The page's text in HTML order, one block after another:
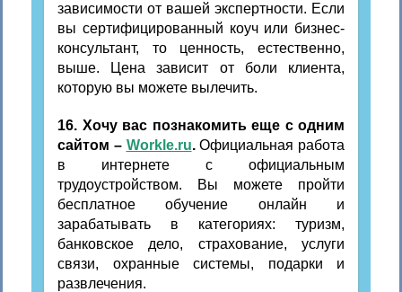
зависимости от вашей экспертности. Если
вы сертифицированный коуч или бизнес-
консультант, то ценность, естественно,
выше. Цена зависит от боли клиента,
которую вы можете вылечить.
16. Хочу вас познакомить еще с одним
сайтом – Workle.ru.Официальная работа
в интернете с официальным
трудоустройством. Вы можете пройти
бесплатное обучение онлайн и
зарабатывать в категориях: туризм,
банковское дело, страхование, услуги
связи, охранные системы, подарки и
развлечения.